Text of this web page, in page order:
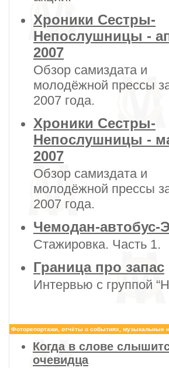
Хроники Сестры-
Непослушницы -
2007
Обзор самиздата и
молодёжной прессы
2007 года.
Хроники Сестры-
Непослушницы -
2007
Обзор самиздата и
молодёжной прессы
2007 года.
Чемодан-автобус-
Стажировка. Часть 1.
Граница про запас
Интервью с группой
Фоторепортажи, отчёты о событиях, музыкальные
Когда в слове
очевидца